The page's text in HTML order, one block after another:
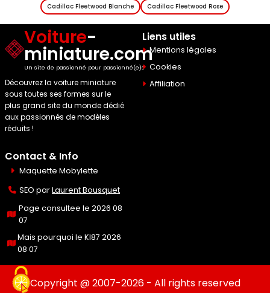
Cadillac Fleetwood Blanche
Cadillac Fleetwood Rose
Voiture-
miniature.com
Un site de passionné pour passionné(e)s
Découvrez la voiture miniature
sous toutes ses formes sur le
plus grand site du monde dédié
aux passionnés de modèles
réduits !
Liens utiles
Mentions légales
Cookies
Affiliation
Contact & Info
Maquette Mobylette
SEO parLaurent Bousquet
Page consultee le 2026 08
07
Mais pourquoi le KI87 2026
08 07
Copyright @ 2007-2026 - All rights reserved